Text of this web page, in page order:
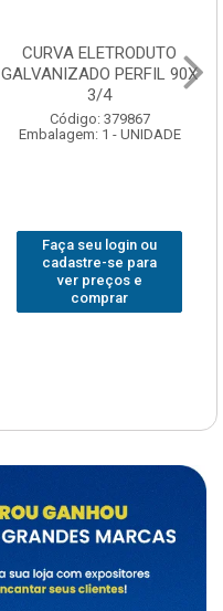
CURVA ELETRODUTO
GALVANIZADO PERFIL 90X
3/4
Código: 379867
Embalagem: 1 - UNIDADE
Faça seu login ou
cadastre-se para
ver preços e
comprar